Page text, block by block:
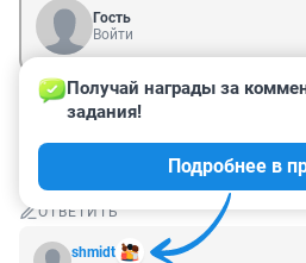
Гость
Войти
Гость
жадность и нажива легких
ОТВЕТИТЬ
shmidt
Получай награды за
задания!
Подробнее в